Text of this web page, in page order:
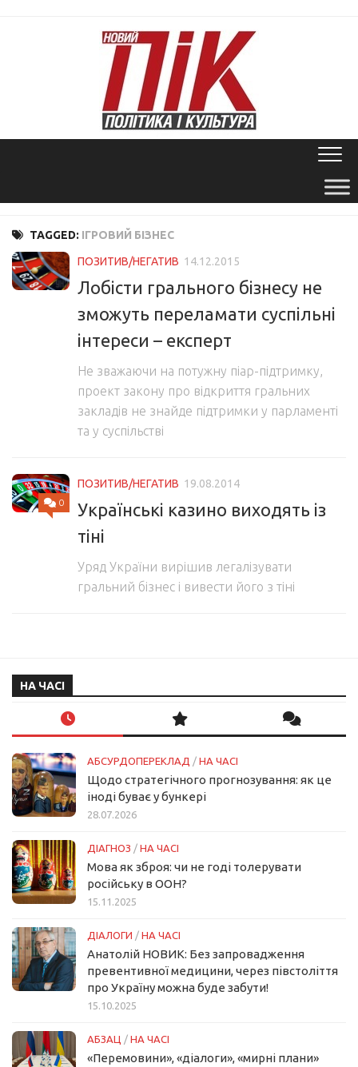
TAGGED: ІГРОВИЙ БІЗНЕС
ПОЗИТИВ/НЕГАТИВ 14.12.2015
Лобісти грального бізнесу не
зможуть переламати суспільні
інтереси – експерт
Не зважаючи на потужну піар-підтримку,
проект закону про відкриття гральних
закладів не знайде підтримки у парламенті
та у суспільстві
0
ПОЗИТИВ/НЕГАТИВ 19.08.2014
Українські казино виходять із
тіні
Уряд України вирішив легалізувати
гральний бізнес і вивести його з тіні
НА ЧАСІ
АБСУРДОПЕРЕКЛАД / НА ЧАСІ
Щодо стратегічного прогнозування: як це
іноді буває у бункері
28.07.2026
ДІАГНОЗ / НА ЧАСІ
Мова як зброя: чи не годі толерувати
російську в ООН?
15.11.2025
ДІАЛОГИ / НА ЧАСІ
Анатолій НОВИК: Без запровадження
превентивної медицини, через півстоліття
про Україну можна буде забути!
15.10.2025
АБЗАЦ / НА ЧАСІ
«Перемовини», «діалоги», «мирні плани»